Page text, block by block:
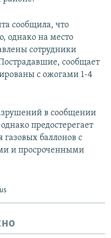
сообщила, что
однако на место
сотрудники
сообщает
с ожогами 1-4
в сообщении
предостерегает
газовых баллонов с
и просроченными